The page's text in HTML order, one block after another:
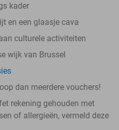
kader
en een glaasje cava
culturele activiteiten
wijk van Brussel
dan meerdere vouchers!
rekening gehouden met
of allergieën, vermeld deze